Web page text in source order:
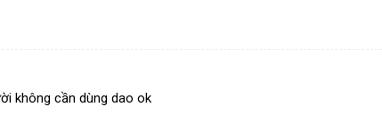
không cần dùng dao ok